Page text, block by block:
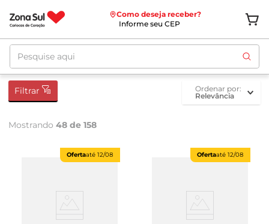
Como deseja receber?
Informe seu CEP
Pesquise aqui
Filtrar
ordenar por
Relevância
Mostrando 48 de 158
Ofertaaté 12/08 Ofertaaté 12/08